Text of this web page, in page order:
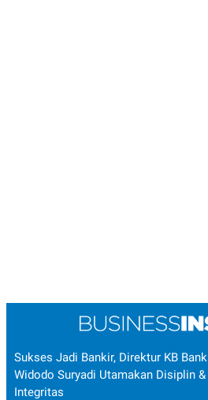
Sukses Jadi Bankir, Direktur KB Bank
Widodo Suryadi Utamakan Disiplin &
Integritas